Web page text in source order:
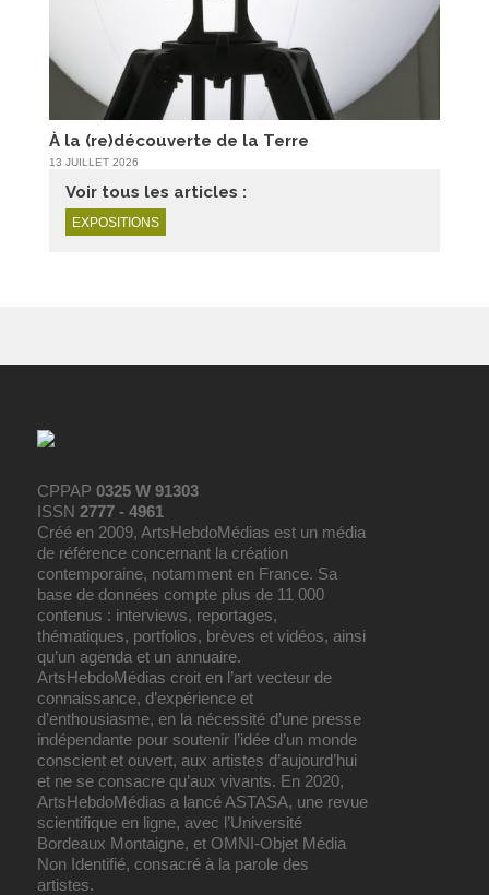
À la (re)découverte de la Terre
13 JUILLET 2026
Voir tous les articles :
EXPOSITIONS
CPPAP0325 W 91303
ISSN2777 - 4961
Créé en 2009, ArtsHebdoMédias est un média
de référence concernant la création
contemporaine, notamment en France. Sa
base de données compte plus de 11 000
contenus : interviews, reportages,
thématiques, portfolios, brèves et vidéos, ainsi
qu’un agenda et un annuaire.
ArtsHebdoMédias croit en l’art vecteur de
connaissance, d’expérience et
d’enthousiasme, en la nécessité d’une presse
indépendante pour soutenir l’idée d’un monde
conscient et ouvert, aux artistes d’aujourd’hui
et ne se consacre qu’aux vivants. En 2020,
ArtsHebdoMédias a lancé ASTASA, une revue
scientifique en ligne, avec l’Université
Bordeaux Montaigne, et OMNI-Objet Média
Non Identifié, consacré à la parole des
artistes.